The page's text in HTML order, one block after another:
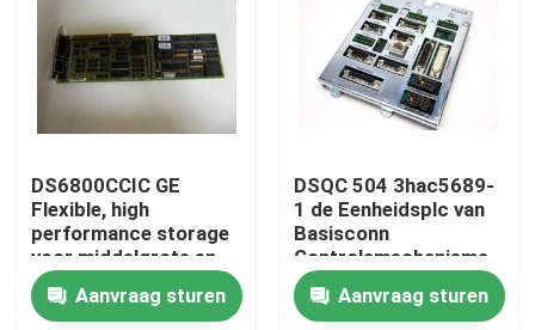
Contacteer ons
Verzoek om een Citaat
Industriële Servoaandrijving
AC Servoversterker
DS6800CCIC GE
Flexible, high
performance storage
voor middelgrote en
grote ondernemingen
Aanvraag sturen
DSQC 504 3hac5689-
1 de Eenheidsplc van
Basisconn
Controlemechanisme
Robotics Parts
Aanvraag sturen